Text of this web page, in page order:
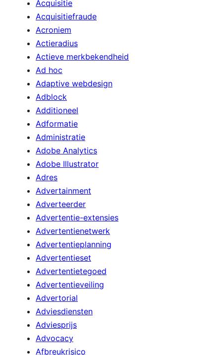
Acquisitie
Acquisitiefraude
Acroniem
Actieradius
Actieve merkbekendheid
Ad hoc
Adaptive webdesign
Adblock
Additioneel
Adformatie
Administratie
Adobe Analytics
Adobe Illustrator
Adres
Advertainment
Adverteerder
Advertentie-extensies
Advertentienetwerk
Advertentieplanning
Advertentieset
Advertentietegoed
Advertentieveiling
Advertorial
Adviesdiensten
Adviesprijs
Advocacy
Afbreukrisico